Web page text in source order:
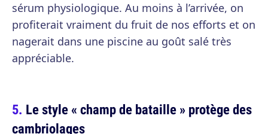
sérum physiologique. Au moins à l’arrivée, on
profiterait vraiment du fruit de nos efforts et on
nagerait dans une piscine au goût salé très
appréciable.
Le style « champ de bataille » protège des
cambriolages